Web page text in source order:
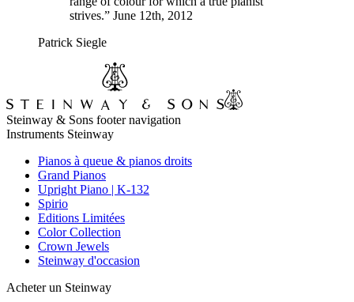
strives.” June 12th, 2012
Patrick Siegle
Steinway & Sons footer navigation
Instruments Steinway
Pianos à queue & pianos droits
Grand Pianos
Upright Piano | K-132
Spirio
Editions Limitées
Color Collection
Crown Jewels
Steinway d'occasion
Acheter un Steinway